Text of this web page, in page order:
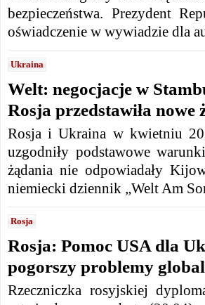
bezpieczeństwa. Prezydent
oświadczenie w wywiadzie dla
Ukraina
Welt: negocjacje w
Rosja przedstawiła nowe
Rosja i Ukraina w kwietniu
uzgodniły podstawowe
żądania nie odpowiadały
niemiecki dziennik „Welt Am
Rosja
Rosja: Pomoc USA dla
pogorszy problemy
Rzeczniczka rosyjskiej